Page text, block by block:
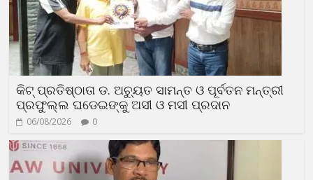
କିଟ୍ ପ୍ରତିଷ୍ଠାତା ଡ. ଅଚ୍ୟୁତ ସାମନ୍ତ ଓ ପୂର୍ବତନ ମନ୍ତ୍ରୀ
ପ୍ରଫୁଲ୍ଲ ଘଡେଇଙ୍କୁ ଅସୀ ଓ ମସୀ ପ୍ରଦାନ
06/08/2026 0